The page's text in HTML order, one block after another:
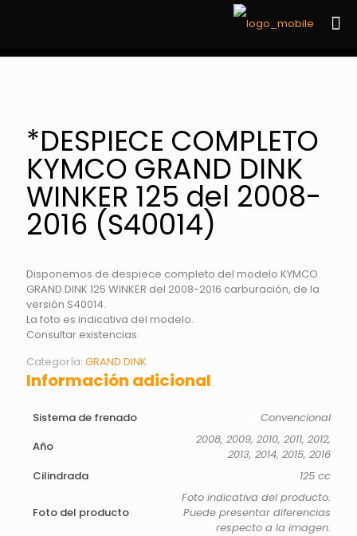
*DESPIECE COMPLETO
KYMCO GRAND DINK
WINKER 125 del 2008-
2016 (S40014)
Disponemos de despiece completo del modelo KYMCO
GRAND DINK 125 WINKER del 2008-2016 carburación, de la
versión S40014.
La foto es indicativa del modelo.
Consultar existencias.
Categoría: GRAND DINK
Información adicional
Sistema de frenado
Convencional
Año
2008, 2009, 2010, 2011, 2012,
2013, 2014, 2015, 2016
Cilindrada
125 cc
Foto del producto
Foto indicativa del producto.
Puede presentar diferencias
respecto a la imagen.